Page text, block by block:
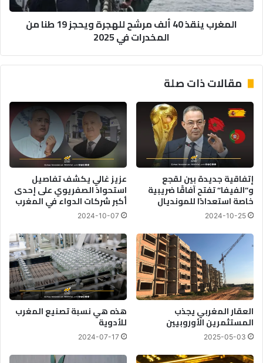
طنا
2025
المغرب ينقذ 40 ألف مرشح للهجرة ويحجز 19 طنا من
المخدرات في 2025
مقالات ذات صلة
إتفاقية جديدة بين لقجع
و”الفيفا” تفتح آفاقًا ضريبية
خاصة استعدادًا للمونديال
2024-10-25
عزيز غالي يكشف تفاصيل
استحواذ الصفريوي على إحدى
أكبر شركات الدواء في المغرب
2024-10-07
العقار المغربي يجذب
المستثمرين الأوروبيين
2025-05-03
هذه هي نسبة تصنيع المغرب
للأدوية
2024-07-17